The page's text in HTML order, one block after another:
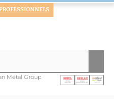
Métal Group